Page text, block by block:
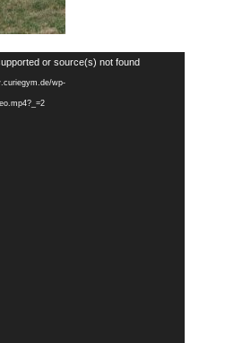
or source(s) not found
wp-